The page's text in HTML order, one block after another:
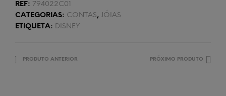
REF: 794022C01
CATEGORIAS: CONTAS, JÓIAS
ETIQUETA: DISNEY
PRODUTO ANTERIOR PRÓXIMO PRODUTO